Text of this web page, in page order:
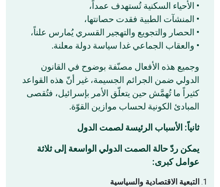
• الأحياء السكنية تُستهدف عمداً،
• المنشآت الطبية فقدت حصانتها،
• الحصار والتجويع والتهجير القسري يُمارس علناً،
• والعقاب الجماعي غدا سياسة دولة معلنة.
وجميع هذه الأفعال مصنّفة بوضوح في القانون
الدولي ضمن الجرائم الجسيمة، غير أنّ هذه القواعد
كثيراً ما تُهمَّش حين يتعلّق الأمر بإسرائيل، فتُقصى
المبادئ الكونية لحساب موازين القوّة.
ثانياً: الأسباب الرئيسة لصمت الدول
يمكن ردّ حالة الصمت الدولي الواسعة إلى ثلاثة
عوامل كبرى:
التبعية الاقتصادية والسياسية